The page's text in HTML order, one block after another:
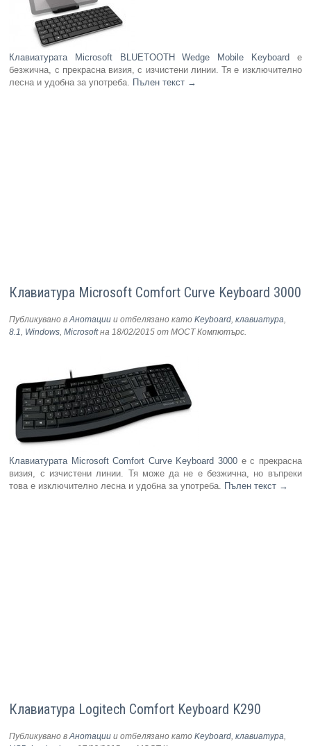
Клавиатурата Microsoft BLUETOOTH Wedge Mobile Keyboard е
безжична, с прекрасна визия, с изчистени линии. Тя е изключително
лесна и удобна за употреба. Пълен текст →
Клавиатура Microsoft Comfort Curve Keyboard 3000
Публикувано вАнотации и отбелязано катоKeyboard,клавиатура,
8.1, Windows,Microsoftна 18/02/2015 от МОСТ Компютърс.
Клавиатурата Microsoft Comfort Curve Keyboard 3000 е с прекрасна
визия, с изчистени линии. Тя може да не е безжична, но въпреки
това е изключително лесна и удобна за употреба. Пълен текст →
Клавиатура Logitech Comfort Keyboard K290
Публикувано вАнотации и отбелязано катоKeyboard,клавиатура,